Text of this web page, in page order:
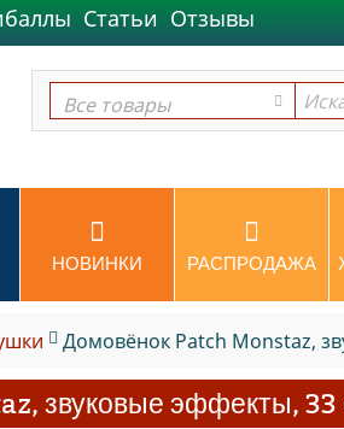
Статьи Отзывы
Все товары
Все товары
НОВИНКИ РАСПРОДАЖА
Домовёнок Patch Monstaz,
звуковые эффекты, 33